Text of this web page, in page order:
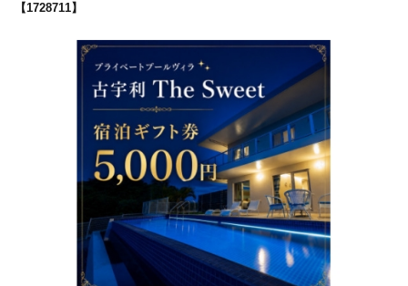
【1728711】